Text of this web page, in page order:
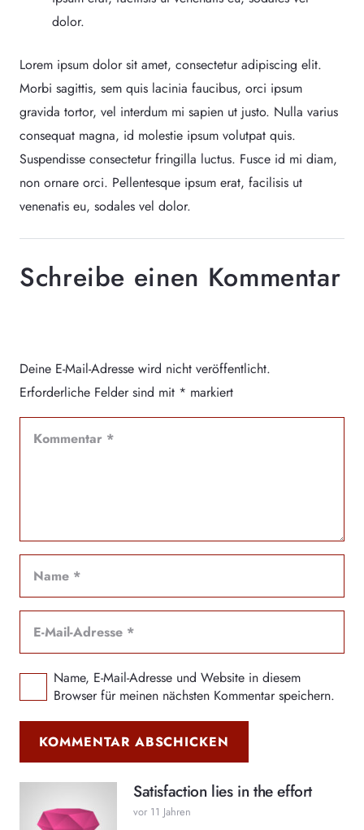
dolor.
Lorem ipsum dolor sit amet, consectetur adipiscing elit.
Morbi sagittis, sem quis lacinia faucibus, orci ipsum
gravida tortor, vel interdum mi sapien ut justo. Nulla varius
consequat magna, id molestie ipsum volutpat quis.
Suspendisse consectetur fringilla luctus. Fusce id mi diam,
non ornare orci. Pellentesque ipsum erat, facilisis ut
venenatis eu, sodales vel dolor.
Schreibe einen Kommentar
Deine E-Mail-Adresse wird nicht veröffentlicht.
Erforderliche Felder sind mit * markiert
Name, E-Mail-Adresse und Website in diesem
Browser für meinen nächsten Kommentar speichern.
KOMMENTAR ABSCHICKEN
Satisfaction lies in the effort
vor 11 Jahren